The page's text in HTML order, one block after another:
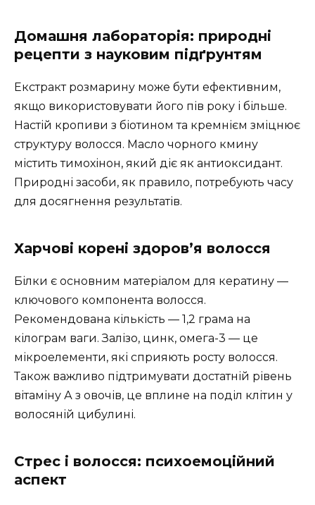
Домашня лабораторія: природні
рецепти з науковим підґрунтям
Екстракт розмарину може бути ефективним,
якщо використовувати його пів року і більше.
Настій кропиви з біотином та кремнієм зміцнює
структуру волосся. Масло чорного кмину
містить тимохінон, який діє як антиоксидант.
Природні засоби, як правило, потребують часу
для досягнення результатів.
Харчові корені здоров’я волосся
Білки є основним матеріалом для кератину —
ключового компонента волосся.
Рекомендована кількість — 1,2 грама на
кілограм ваги. Залізо, цинк, омега-3 — це
мікроелементи, які сприяють росту волосся.
Також важливо підтримувати достатній рівень
вітаміну А з овочів, це вплине на поділ клітин у
волосяній цибулині.
Стрес і волосся: психоемоційний
аспект